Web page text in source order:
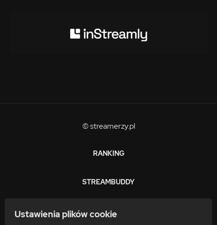
Ustawienia plików cookie
© streamerzy.pl
RANKING
STREAMBUDDY
ZARABIAJ